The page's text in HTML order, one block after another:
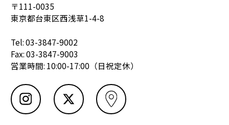
〒111-0035
東京都台東区西浅草1-4-8
Tel: 03-3847-9002
Fax: 03-3847-9003
営業時間: 10:00-17:00（日祝定休）